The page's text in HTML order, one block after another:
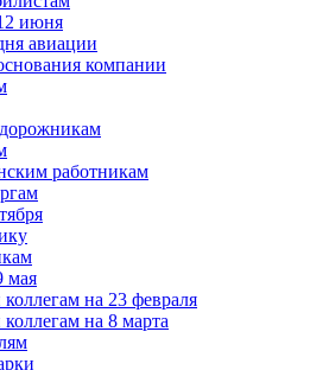
июня
авиации
компании
работникам
мая
на 23 февраля
на 8 марта